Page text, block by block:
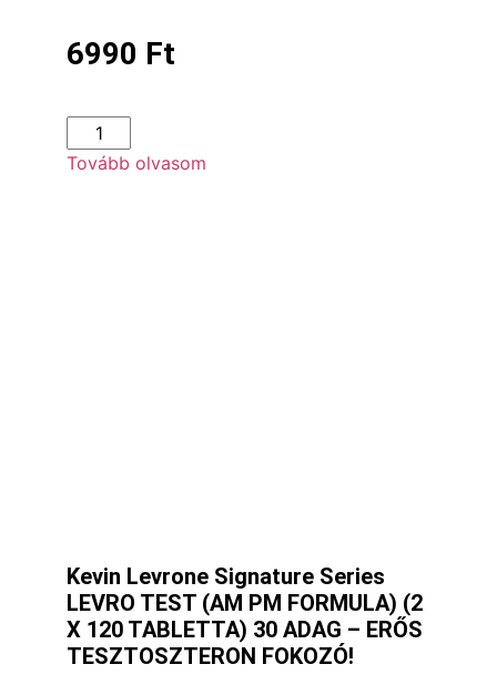
6990 Ft
Tovább olvasom
Kevin Levrone Signature Series
LEVRO TEST (AM PM FORMULA) (2
X 120 TABLETTA) 30 ADAG – ERŐS
TESZTOSZTERON FOKOZÓ!